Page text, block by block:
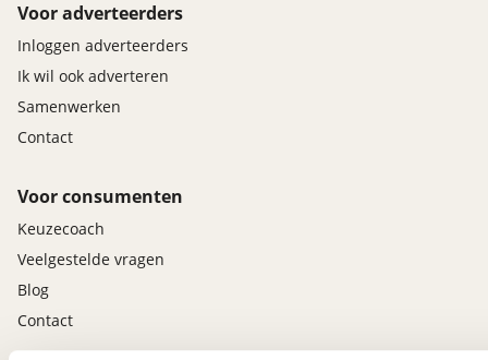
Voor adverteerders
Inloggen adverteerders
Ik wil ook adverteren
Samenwerken
Contact
Voor consumenten
Keuzecoach
Veelgestelde vragen
Blog
Contact